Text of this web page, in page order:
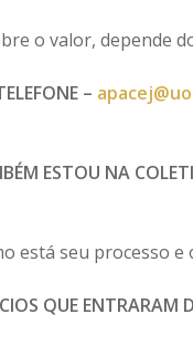
o valor, depende
–
ESTOU NA
está seu processo e
QUE ENTRARAM